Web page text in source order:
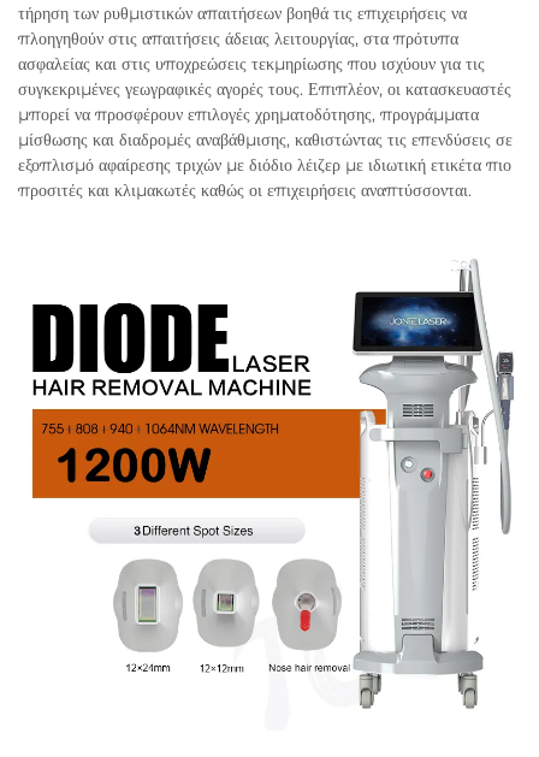
τήρηση των ρυθμιστικών απαιτήσεων βοηθά τις επιχειρήσεις να
πλοηγηθούν στις απαιτήσεις άδειας λειτουργίας, στα πρότυπα
ασφαλείας και στις υποχρεώσεις τεκμηρίωσης που ισχύουν για τις
συγκεκριμένες γεωγραφικές αγορές τους. Επιπλέον, οι κατασκευαστές
μπορεί να προσφέρουν επιλογές χρηματοδότησης, προγράμματα
μίσθωσης και διαδρομές αναβάθμισης, καθιστώντας τις επενδύσεις σε
εξοπλισμό αφαίρεσης τριχών με διόδιο λέιζερ με ιδιωτική ετικέτα πιο
προσιτές και κλιμακωτές καθώς οι επιχειρήσεις αναπτύσσονται.